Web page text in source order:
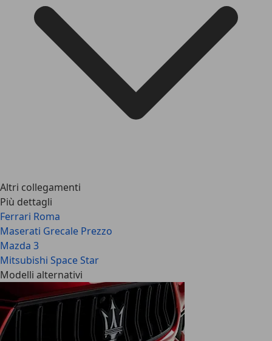
Altri collegamenti
Più dettagli
Ferrari Roma
Maserati Grecale Prezzo
Mazda 3
Mitsubishi Space Star
Modelli alternativi